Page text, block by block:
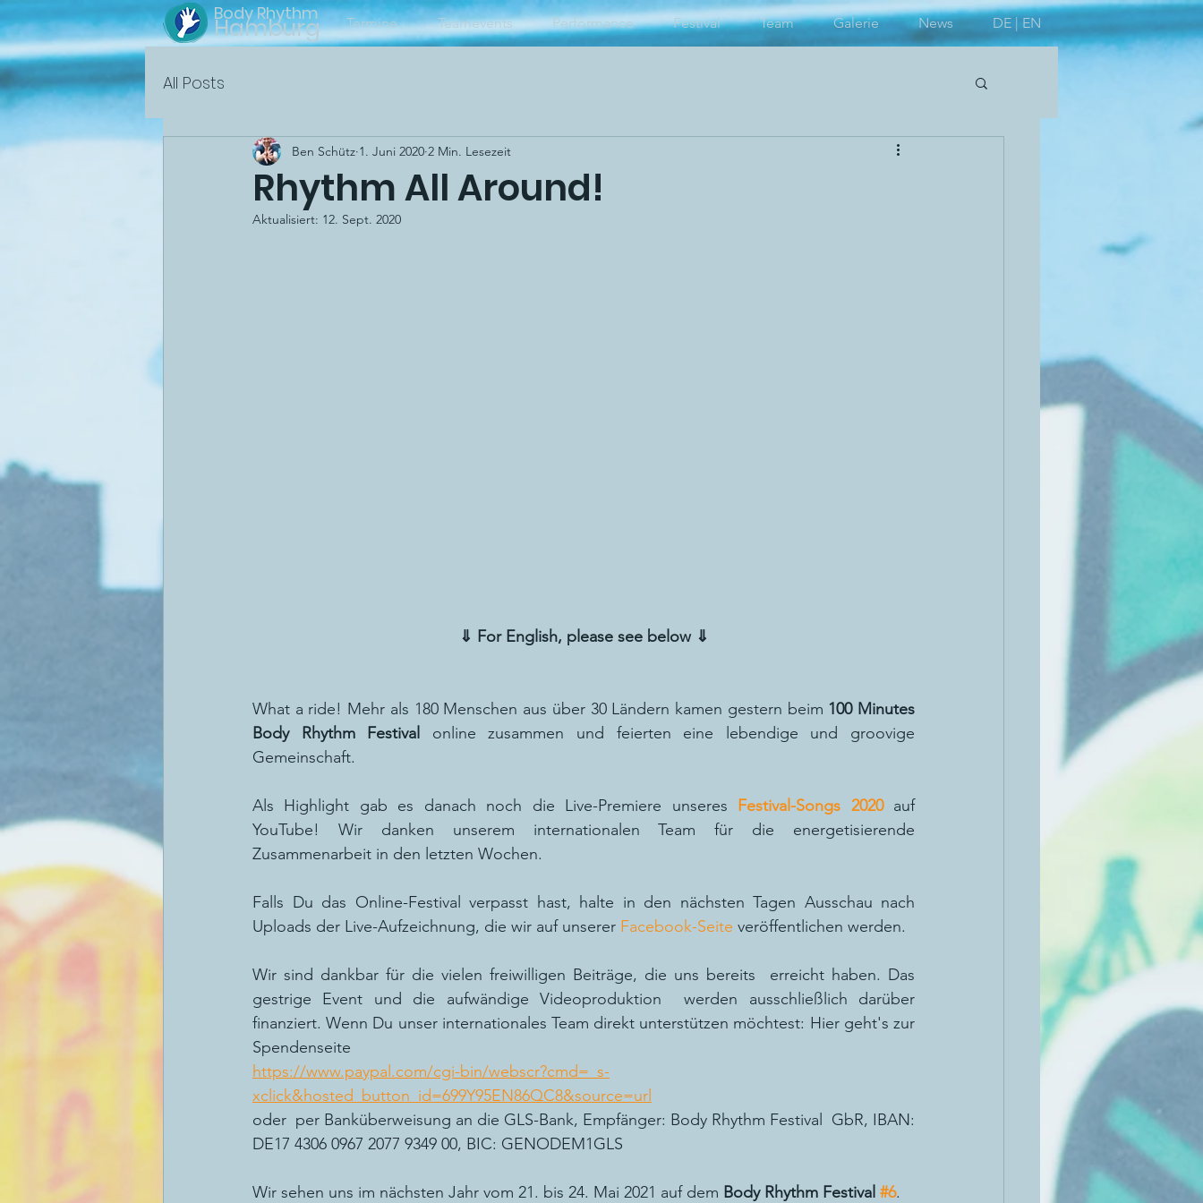
Body Rhythm
Hamburg Termine Teamevents Performance Festival Team Galerie News DE | EN
All Posts
Rhythm All Around!
Ben Schütz 1. Juni 2020 2 Min. Lesezeit
Aktualisiert: 12. Sept. 2020
⇓ For English, please see below ⇓
What a ride! Mehr als 180 Menschen aus über 30 Ländern kamen gestern beim 100 Minutes
Body Rhythm Festival
online zusammen und feierten eine lebendige und groovige
Gemeinschaft.
Als Highlight gab es danach noch die Live-Premiere unseres Festival-Songs 2020 auf
YouTube! Wir danken unserem internationalen Team für die energetisierende
Zusammenarbeit in den letzten Wochen.
Falls Du das Online-Festival verpasst hast, halte in den nächsten Tagen Ausschau nach
Uploads der Live-Aufzeichnung, die wir auf unserer Facebook-Seite veröffentlichen werden.
Wir sind dankbar für die vielen freiwilligen Beiträge, die uns bereits  erreicht haben. Das
gestrige Event und die aufwändige Videoproduktion  werden ausschließlich darüber
finanziert. Wenn Du unser internationales Team direkt unterstützen möchtest: Hier geht's zur
Spendenseite
https://www.paypal.com/cgi-bin/webscr?cmd=_s-
xclick&hosted_button_id=699Y95EN86QC8&source=url
oder  per Banküberweisung an die GLS-Bank, Empfänger: Body Rhythm Festival  GbR, IBAN:
DE17 4306 0967 2077 9349 00, BIC: GENODEM1GLS
Wir sehen uns im nächsten Jahr vom 21. bis 24. Mai 2021 auf dem Body Rhythm Festival #6.